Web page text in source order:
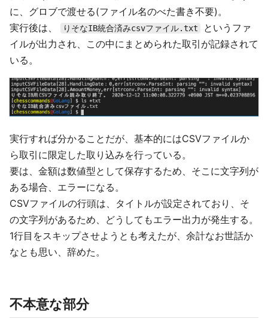
に、グロブで渡せる(ファイル名のべた書き不要)。
実行後は、
りそなIB統合済みcsvファイル.txt
というファ
イルが出力され、この中にまとめられた取引が記録されて
いる。
実行すれば分かることだが、基本的にはCSVファイルか
ら取引に限定した取り込みを行っている。
要は、金額は数値型として保存するため、そこに文字列が
ある場合、エラーになる。
CSVファイルの行頭は、タイトルが設定されており、そ
の文字列があるため、どうしてもエラー出力が発生する。
1行目をスキップさせようとも考えたが、余計なお世話か
なとも思い、辞めた。
不本意な部分